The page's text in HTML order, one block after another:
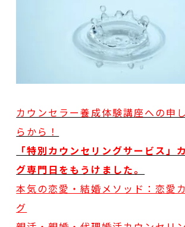
カウンセラー養成体験講座への申
らから！
「特別カウンセリングサービス」
グ専門日をもうけました。
本気の恋愛・結婚メソッド：恋愛
グ